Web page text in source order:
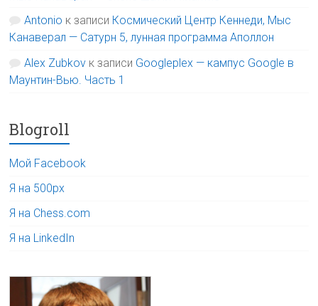
Antonio к записи Космический Центр Кеннеди, Мыс
Канаверал — Сатурн 5, лунная программа Аполлон
Alex Zubkov к записи Googleplex — кампус Google в
Маунтин-Вью. Часть 1
Blogroll
Мой Facebook
Я на 500px
Я на Chess.com
Я на LinkedIn